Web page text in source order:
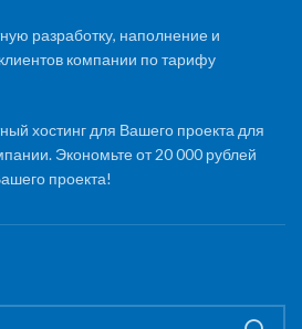
разработку, наполнение и
компании по тарифу
хостинг для Вашего проекта для
Экономьте от 20 000 рублей
проекта!